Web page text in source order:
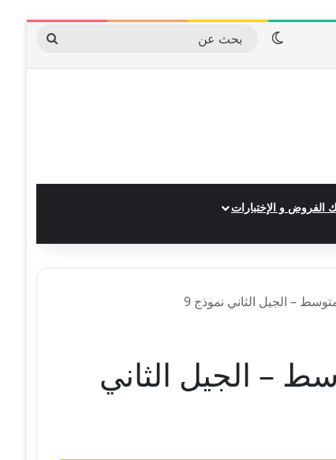
الوضع المظلم
بحث
عن
الفروض و الإختبارات
– الجيل الثاني نموذج 9
– الجيل الثاني